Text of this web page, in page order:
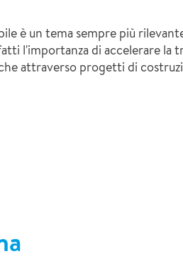
è un tema sempre più
l'importanza di accelerare la
attraverso progetti di